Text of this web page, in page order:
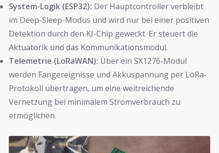
System-Logik (ESP32): Der Hauptcontroller verbleibt
im Deep-Sleep-Modus und wird nur bei einer positiven
Detektion durch den KI-Chip geweckt. Er steuert die
Aktuatorik und das Kommunikationsmodul.
Telemetrie (LoRaWAN): Über ein SX1276-Modul
werden Fangereignisse und Akkuspannung per LoRa-
Protokoll übertragen, um eine weitreichende
Vernetzung bei minimalem Stromverbrauch zu
ermöglichen.